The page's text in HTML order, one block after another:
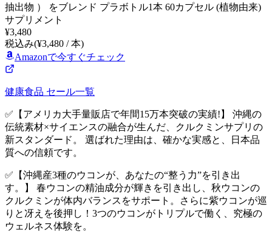
抽出物 ） をブレンド プラボトル1本 60カプセル (植物由来)
サプリメント
¥3,480
税込み(¥3,480 / 本)
Amazonで今すぐチェック
健康食品 セール一覧
✅【アメリカ大手量販店で年間15万本突破の実績!】 沖縄の
伝統素材×サイエンスの融合が生んだ、クルクミンサプリの
新スタンダード。 選ばれた理由は、確かな実感と、日本品
質への信頼です。
✅【沖縄産3種のウコンが、あなたの“整う力”を引き出
す。】 春ウコンの精油成分が輝きを引き出し、秋ウコンの
クルクミンが体内バランスをサポート。さらに紫ウコンが巡
りと冴えを後押し！3つのウコンがトリプルで働く、究極の
ウェルネス体験を。